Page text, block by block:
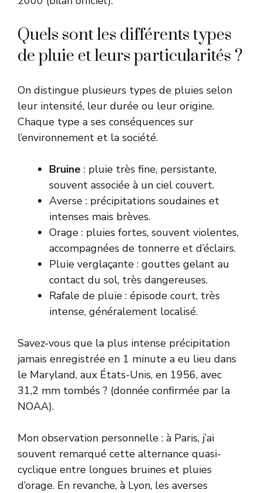
Quels sont les différents types
de pluie et leurs particularités ?
On distingue plusieurs types de pluies selon
leur intensité, leur durée ou leur origine.
Chaque type a ses conséquences sur
l’environnement et la société.
Bruine : pluie très fine, persistante,
souvent associée à un ciel couvert.
Averse : précipitations soudaines et
intenses mais brèves.
Orage : pluies fortes, souvent violentes,
accompagnées de tonnerre et d’éclairs.
Pluie verglaçante : gouttes gelant au
contact du sol, très dangereuses.
Rafale de pluie : épisode court, très
intense, généralement localisé.
Savez-vous que la plus intense précipitation
jamais enregistrée en 1 minute a eu lieu dans
le Maryland, aux États-Unis, en 1956, avec
31,2 mm tombés ? (donnée confirmée par la
NOAA).
Mon observation personnelle : à Paris, j’ai
souvent remarqué cette alternance quasi-
cyclique entre longues bruines et pluies
d’orage. En revanche, à Lyon, les averses